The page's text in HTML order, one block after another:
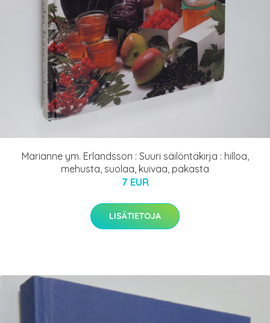
Marianne ym. Erlandsson : Suuri säilöntäkirja : hilloa,
mehusta, suolaa, kuivaa, pakasta
7 EUR
LISÄTIETOJA